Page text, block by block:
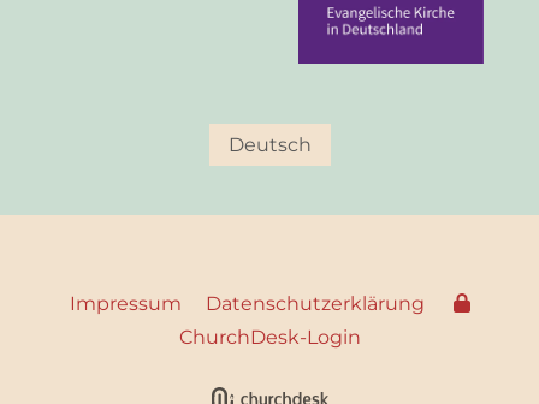
Deutsch
Impressum
Datenschutzerklärung
ChurchDesk-Login